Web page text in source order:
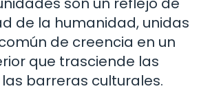
de la humanidad, unidas
de creencia en un
que trasciende las
barreras culturales.